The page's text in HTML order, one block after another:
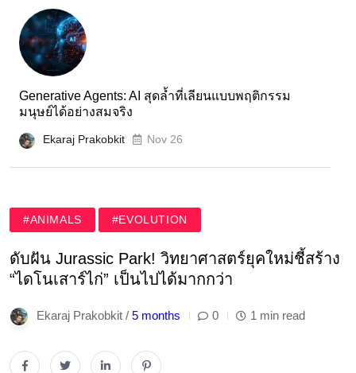
Generative Agents: AI สุดล้ำที่เลียนแบบพฤติกรรม
มนุษย์ได้อย่างสมจริง
Ekaraj Prakobkit Nov 26
#ANIMALS #EVOLUTION
ดับฝัน Jurassic Park! วิทยาศาสตร์ยุคใหม่ชี้สร้าง
“ไดโนเสาร์ไก่” เป็นไปได้มากกว่า
Ekaraj Prakobkit / 5 months 0 1 min read